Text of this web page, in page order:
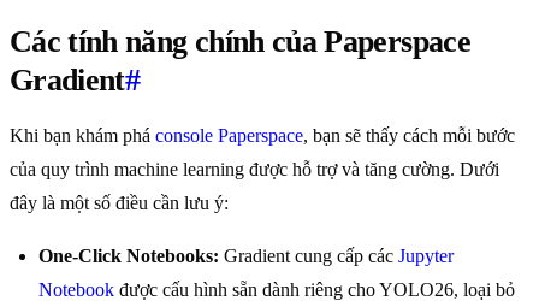
Các tính năng chính của Paperspace
Gradient#
Khi bạn khám phá console Paperspace, bạn sẽ thấy cách mỗi bước
của quy trình machine learning được hỗ trợ và tăng cường. Dưới
đây là một số điều cần lưu ý:
One-Click Notebooks: Gradient cung cấp các Jupyter
Notebook được cấu hình sẵn dành riêng cho YOLO26, loại bỏ